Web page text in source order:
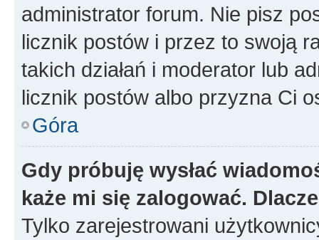
administrator forum. Nie pisz
licznik postów i przez to swoją
takich działań i moderator lub
licznik postów albo przyzna Ci
Góra
Gdy próbuję wysłać
każe mi się zalogować.
Tylko zarejestrowani